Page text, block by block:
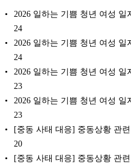
2026 일하는 기쁨 청년 여성
24
2026 일하는 기쁨 청년 여성
24
2026 일하는 기쁨 청년 여성
23
2026 일하는 기쁨 청년 여성
23
[중동 사태 대응] 중동상황 관
20
[중동 사태 대응] 중동상황 관